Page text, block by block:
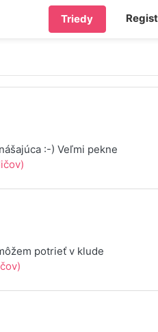
Triedy
:-) Veľmi pekne
potrieť v klude